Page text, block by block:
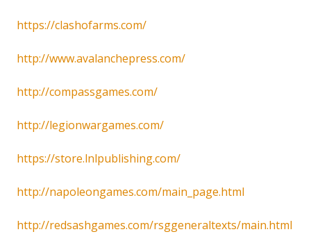
https://clashofarms.com/
http://www.avalanchepress.com/
http://compassgames.com/
http://legionwargames.com/
https://store.lnlpublishing.com/
http://napoleongames.com/main_page.html
http://redsashgames.com/rsggeneraltexts/main.html